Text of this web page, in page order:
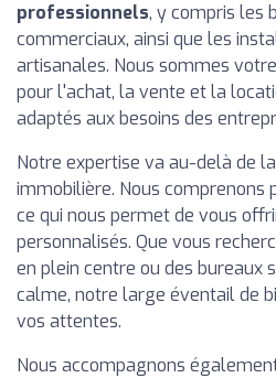
professionnels, y compris les
commerciaux, ainsi que les
artisanales. Nous sommes
pour l'achat, la vente et la
adaptés aux besoins des
Notre expertise va au-delà de
immobilière. Nous comprenons
ce qui nous permet de vous
personnalisés. Que vous
en plein centre ou des bureaux
calme, notre large éventail de
vos attentes.
Nous accompagnons